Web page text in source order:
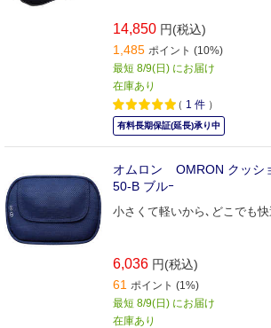
14,850 円(税込)
1,485 ポイント (10%)
最短 8/9(日) にお届け
在庫あり
（ 1 件 ）
有料長期保証(延長)承り中
オムロン OMRON クッシ
50-B ブルｰ
小さくて軽いから､どこでも
6,036 円(税込)
61 ポイント (1%)
最短 8/9(日) にお届け
在庫あり